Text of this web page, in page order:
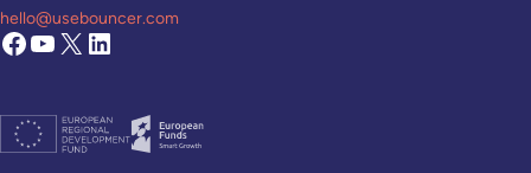
hello@usebouncer.com